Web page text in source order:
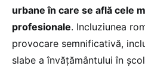
urbane în care se află cele
profesionale. Incluziunea
provocare semnificativă,
slabe a învățământului în